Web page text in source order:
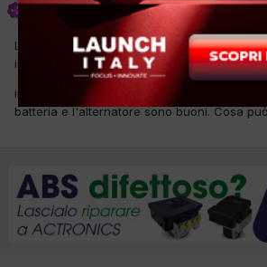
Inviato 8 Agosto 2019
L'auto accende spia surriscaldamento
inseriscono ma non cammina,
in diagnosi 01378 alimentazione elettrica
batteria e l'alternatore sono buoni. Cosa